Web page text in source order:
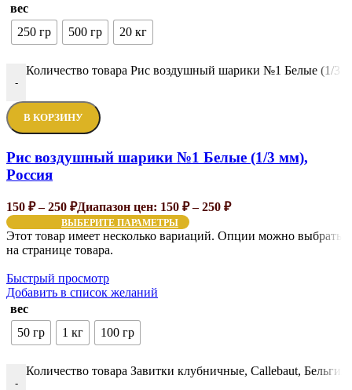
вес
250 гр
500 гр 20 кг
-
Количество товара Рис воздушный шарики №1 Белые (1/3
В КОРЗИНУ
Рис воздушный шарики №1 Белые (1/3 мм),
Россия
150 ₽ – 250 ₽Диапазон цен: 150 ₽ – 250 ₽
ВЫБЕРИТЕ ПАРАМЕТРЫ
Этот товар имеет несколько вариаций. Опции можно выбрать
на странице товара.
Быстрый просмотр
Добавить в список желаний
вес
50 гр
1 кг 100 гр
-
Количество товара Завитки клубничные, Callebaut, Бельгия